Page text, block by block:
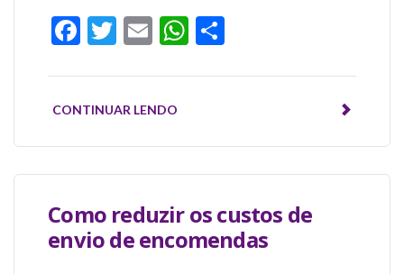
Facebook
Twitter
EmailWhatsApp
CONTINUAR LENDO
Como reduzir os custos de
envio de encomendas